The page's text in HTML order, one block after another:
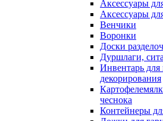
Аксессуары
Аксессуары
Венчики
Воронки
Доски
Дуршлаги,
Инвентарь для
декорирования
чеснока
Контейнеры